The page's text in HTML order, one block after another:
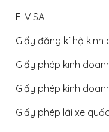
E-VISA
Giấy đăng kí hộ kinh
Giấy phép kinh
Giấy phép kinh
Giấy phép lái xe